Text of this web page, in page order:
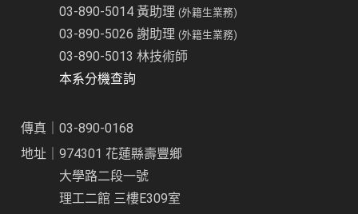
03-890-5014 黃助理(外籍生業務)
03-890-5026 謝助理(外籍生業務)
03-890-5013 林技術師
本系分機查詢
傳真｜03-890-0168
地址｜974301 花蓮縣壽豐鄉
大學路二段一號
理工二館 三樓E309室